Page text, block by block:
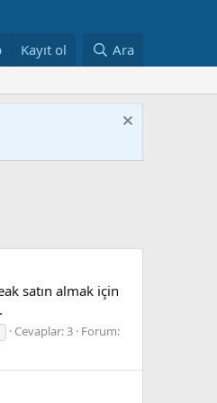
Kayıt ol Ara
satın almak için
Cevaplar: 3 Forum: